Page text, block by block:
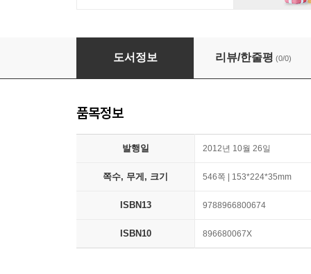
뉴스통신사 24시
도서정보 리뷰/한줄평 (0/0)
품목정보
발행일 2012년 10월 26일
쪽수, 무게, 크기 546쪽 | 153*224*35mm
ISBN13 9788966800674
ISBN10 896680067X